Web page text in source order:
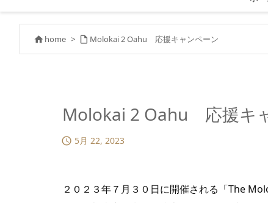
 home >  Molokai 2 Oahu 応援キャンペーン
Molokai 2 Oahu 応援キ
 5月 22, 2023
２０２３年７月３０日に開催される「The